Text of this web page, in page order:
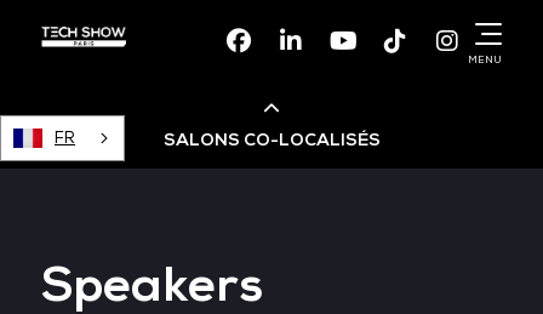
FacebookLinkedinYoutubeTikTok
MENU
FR SALONS CO-LOCALISÉS
Devops Live
Speakers